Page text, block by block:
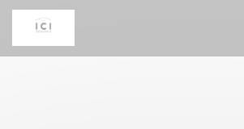
Painel de Gerenciamento de Cookies